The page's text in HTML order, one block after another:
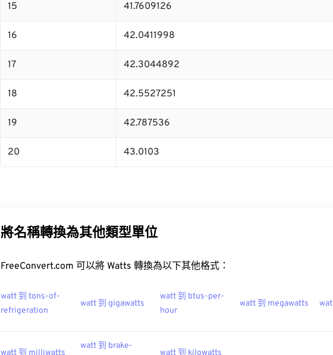
15 41.7609126
16 42.0411998
17 42.3044892
18 42.5527251
19 42.787536
20 43.0103
將名稱轉換為其他類型單位
FreeConvert.com 可以將 Watts 轉換為以下其他格式：
watt 到 tons-of-
refrigeration
watt 到 gigawatts
watt 到 btus-per-
hour
watt 到 megawatts
watt 到 milliwatts
watt 到 brake-
watt 到 kilowatts